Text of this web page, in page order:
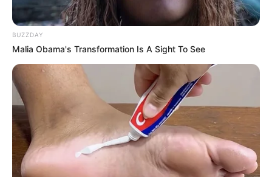
BUZZDAY
Malia Obama's Transformation Is A Sight To See